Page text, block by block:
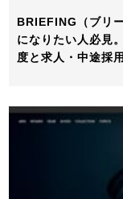
BRIEFING（ブリ
になりたい人必見
度と求人・中途採